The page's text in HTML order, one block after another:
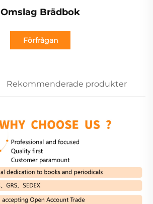
Omslag Brädbok
Förfrågan
Rekommenderade produkter